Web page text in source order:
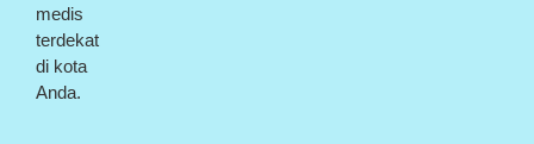
medis
terdekat
di kota
Anda.